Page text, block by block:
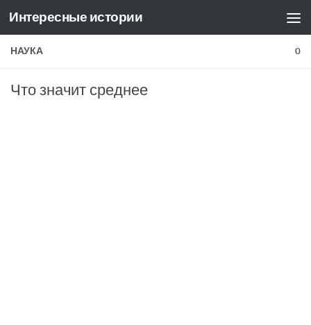
Skip to content
Интересные истории
НАУКА 0
Что значит среднее